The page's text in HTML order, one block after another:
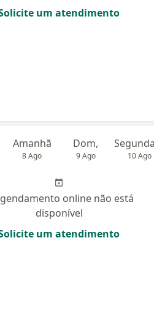
um atendimento
Amanhã
8 Ago
Dom,
9 Ago 10 Ago
online não está
disponível
um atendimento